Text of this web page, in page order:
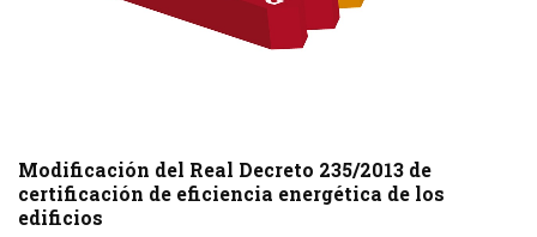
Modificación del Real Decreto 235/2013 de
certificación de eficiencia energética de los
edificios